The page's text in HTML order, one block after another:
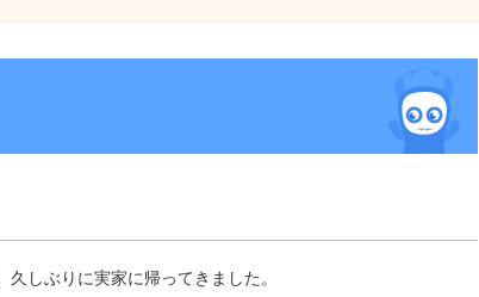
しぶりに実家に帰ってきました。